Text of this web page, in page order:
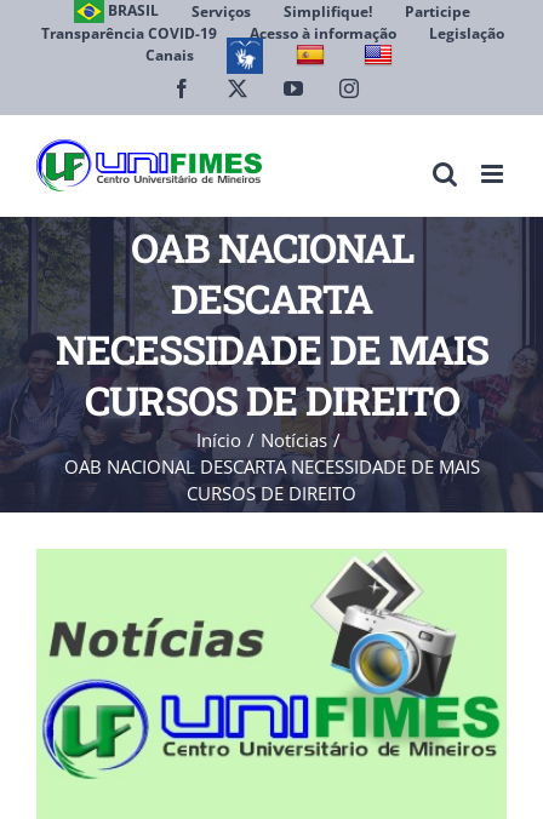
BRASIL Serviços Simplifique!
Participe
Transparência COVID-19
Acesso à informação
Legislação
Canais
Facebook YouTubeInstagram
OAB NACIONAL
DESCARTA
NECESSIDADE DE MAIS
CURSOS DE DIREITO
Início
Notícias
OAB NACIONAL DESCARTA NECESSIDADE DE MAIS
CURSOS DE DIREITO